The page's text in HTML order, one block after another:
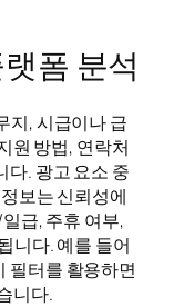
폼 분석
지, 시급이나 급
원 방법, 연락처
다. 광고 요소 중
보는 신뢰성에
급, 주휴 여부,
니다. 예를 들어
필터를 활용하면
니다.